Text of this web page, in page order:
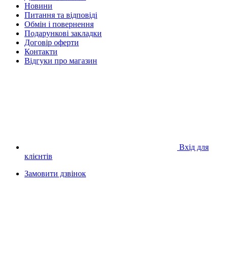
Новини
Питання та відповіді
Обмін і повернення
Подарункові закладки
Договір оферти
Контакти
Відгуки про магазин
Вхід для
клієнтів
Замовити дзвінок